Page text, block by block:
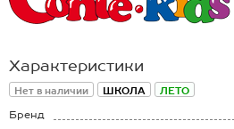
Характеристики
Нет в наличии ШКОЛА ЛЕТО
Бренд